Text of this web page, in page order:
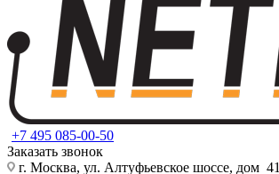
+7 495 085-00-50
Заказать звонок
г. Москва, ул. Алтуфьевское шоссе, дом 41